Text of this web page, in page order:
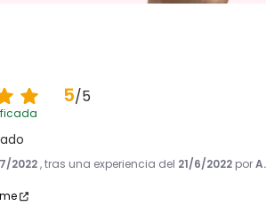
5/5
2022, tras una experiencia del 21/6/2022 por